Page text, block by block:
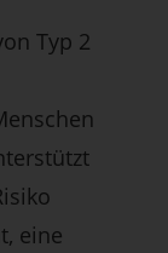
Typ 2
eine